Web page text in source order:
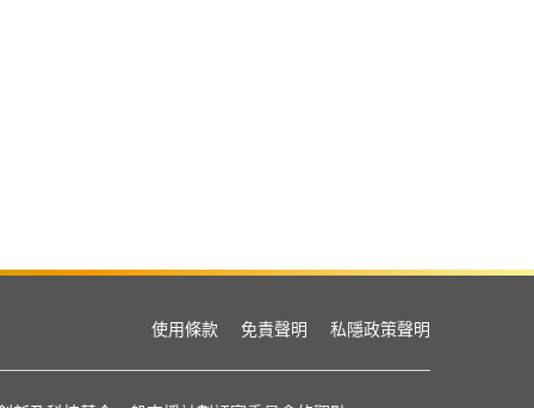
使用條款 免責聲明 私隱政策聲明